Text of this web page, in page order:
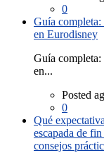
0
Guía completa:
en Eurodisney
Guía completa:
en...
Posted
0
Qué
escapada de
consejos